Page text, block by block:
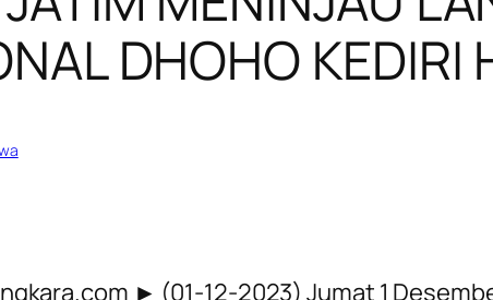
DHOHO KEDIRI
► (01-12-2023)Jumat 1